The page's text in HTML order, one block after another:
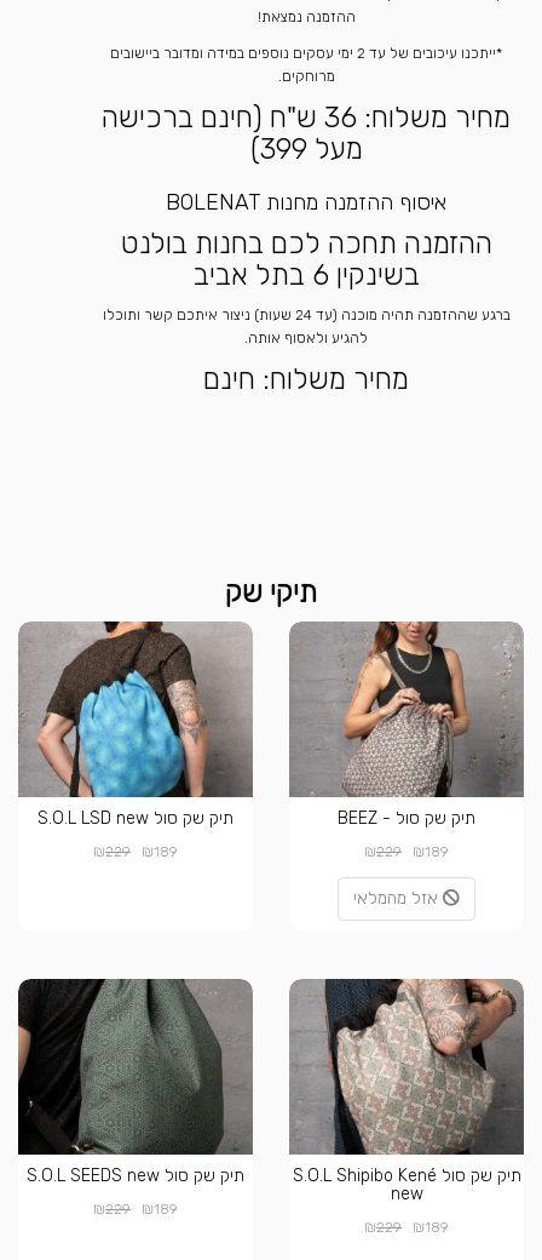
ההזמנה נמצאת!
*ייתכנו עיכובים של עד 2 ימי עסקים נוספים במידה ומדובר ביישובים
מרוחקים.
מחיר משלוח: 36 ש"ח (חינם ברכישה
מעל 399)
איסוף ההזמנה מחנות BOLENAT
ההזמנה תחכה לכם בחנות בולנט
בשינקין 6 בתל אביב
ברגע שההזמנה תהיה מוכנה (עד 24 שעות) ניצור איתכם קשר ותוכלו
להגיע ולאסוף אותה.
מחיר משלוח: חינם
תיקי שק
תיק שק סול - BEEZ
₪189
₪229
אזל מהמלאי
תיק שק סול S.O.L LSD new
₪189
₪229
תיק שק סול S.O.L Shipibo Kené
new
₪189
₪229
תיק שק סול S.O.L SEEDS new
₪189
₪229